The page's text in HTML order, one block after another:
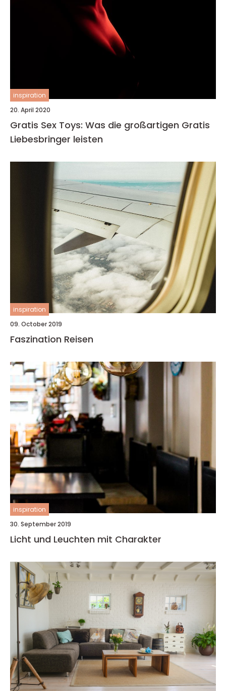
inspiration
20. April 2020
Gratis Sex Toys: Was die großartigen Gratis
Liebesbringer leisten
inspiration
09. October 2019
Faszination Reisen
inspiration
30. September 2019
Licht und Leuchten mit Charakter